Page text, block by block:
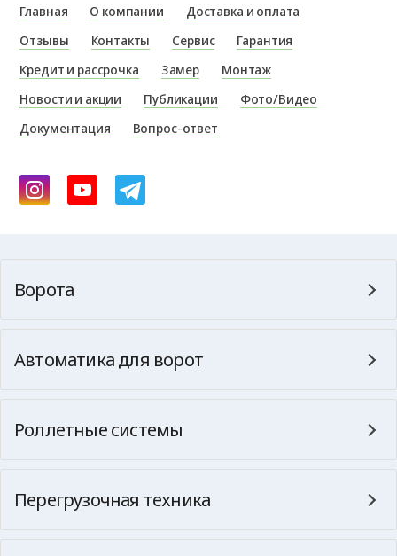
Главная О компании
Доставка и оплата
Отзывы
Контакты Сервис
Гарантия
Кредит и рассрочка
Замер
Монтаж
Новости и акции
Публикации
Фото/Видео
Документация
Вопрос-ответ
Ворота
Автоматика для ворот
Роллетные системы
Перегрузочная техника